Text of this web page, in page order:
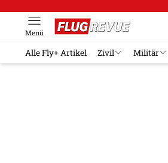
Menü
Alle Fly+ Artikel Zivil Militär